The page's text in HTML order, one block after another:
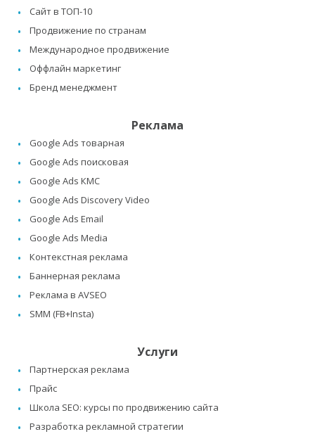
Сайт в ТОП-10
Продвижение по странам
Международное продвижение
Оффлайн маркетинг
Бренд менеджмент
Реклама
Google Ads товарная
Google Ads поисковая
Google Ads КМС
Google Ads Discovery Video
Google Ads Email
Google Ads Media
Контекстная реклама
Баннерная реклама
Реклама в AVSEO
SMM (FB+Insta)
Услуги
Партнерская реклама
Прайс
Школа SEO: курсы по продвижению сайта
Разработка рекламной стратегии